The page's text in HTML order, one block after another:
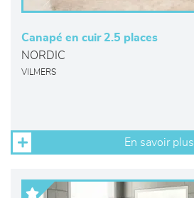
Canapé en cuir 2.5 places
NORDIC
VILMERS
En savoir plus